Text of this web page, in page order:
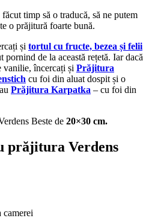
timp să o traducă, să ne putem
o prăjitură foarte bună.
și tortul cu fructe, bezea și felii
pornind de la această rețetă. Iar dacă
vanilie, încercați și Prăjitura
cu foi din aluat dospit și o
Prăjitura Karpatka – cu foi din
Beste de 20×30 cm.
prăjitura Verdens
camerei